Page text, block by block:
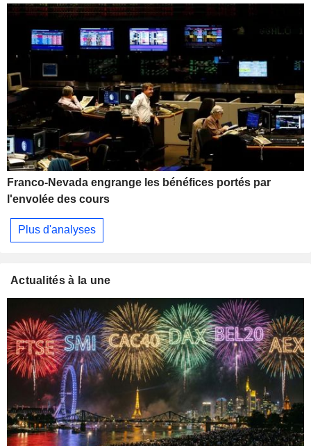
Franco-Nevada engrange les bénéfices portés par
l'envolée des cours
Plus d'analyses
Actualités à la une